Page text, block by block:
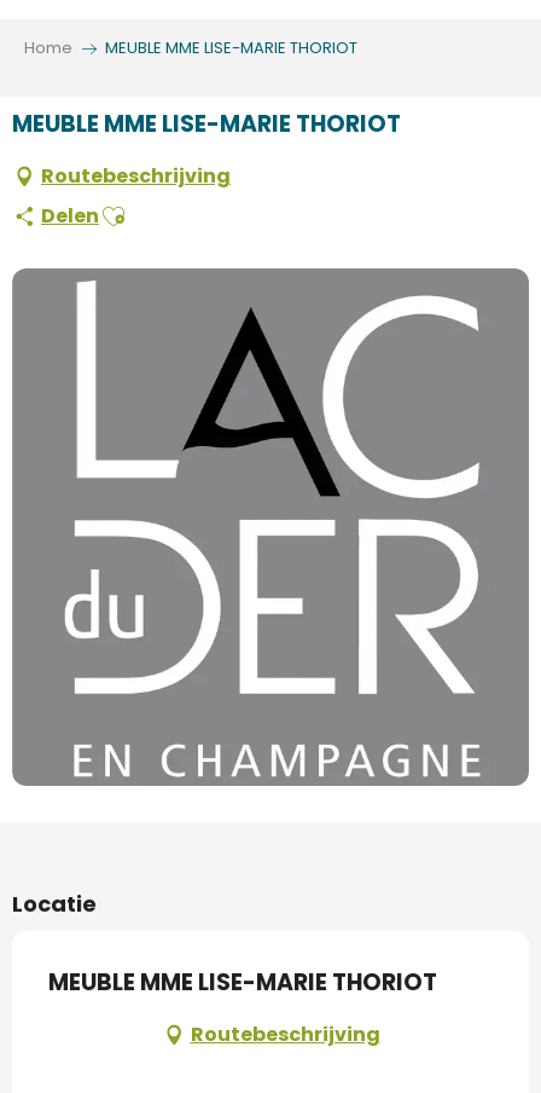
Home MEUBLE MME LISE-MARIE THORIOT
MEUBLE MME LISE-MARIE THORIOT
Routebeschrijving
DelenAjouter aux favoris
Locatie
MEUBLE MME LISE-MARIE THORIOT
Routebeschrijving